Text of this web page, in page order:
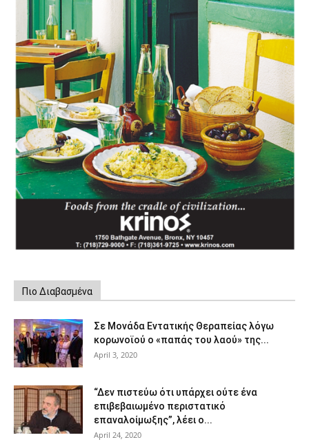
Πιο Διαβασμένα
Σε Μονάδα Εντατικής Θεραπείας λόγω
κορωνοϊού ο «παπάς του λαού» της...
April 3, 2020
“Δεν πιστεύω ότι υπάρχει ούτε ένα
επιβεβαιωμένο περιστατικό
επαναλοίμωξης”, λέει ο...
April 24, 2020